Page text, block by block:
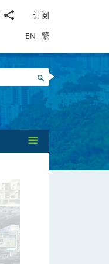
邮WhatsApp
微
信
面
书Twitter
LinkedIn
微
订阅
EN 繁
搜寻